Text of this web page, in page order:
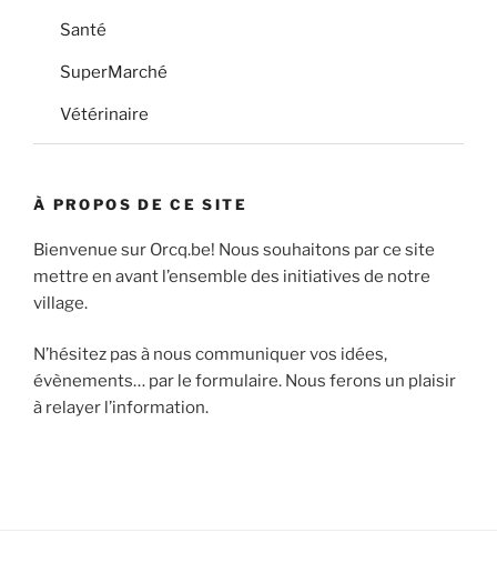
Santé
SuperMarché
Vétérinaire
À PROPOS DE CE SITE
Bienvenue sur Orcq.be! Nous souhaitons par ce site
mettre en avant l’ensemble des initiatives de notre
village.
N’hésitez pas à nous communiquer vos idées,
évènements… par le formulaire. Nous ferons un plaisir
à relayer l’information.